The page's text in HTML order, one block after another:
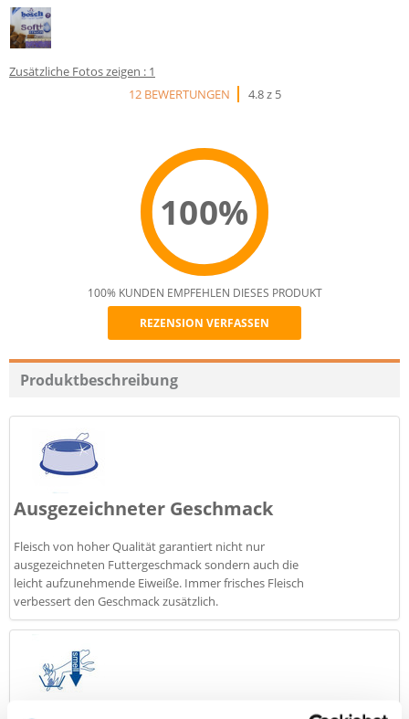
Zusätzliche Fotos zeigen : 1
12 BEWERTUNGEN
4.8 z 5
100%
Recommend
100% KUNDEN EMPFEHLEN DIESES PRODUKT
REZENSION VERFASSEN
Produktbeschreibung
Ausgezeichneter Geschmack
Fleisch von hoher Qualität garantiert nicht nur
ausgezeichneten Futtergeschmack sondern auch die
leicht aufzunehmende Eiweiße. Immer frisches Fleisch
verbessert den Geschmack zusätzlich.